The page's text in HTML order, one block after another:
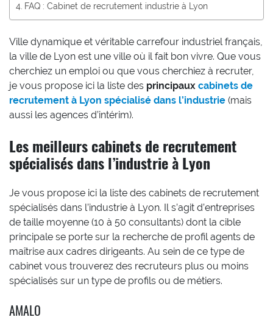
FAQ : Cabinet de recrutement industrie à Lyon
Ville dynamique et véritable carrefour industriel français,
la ville de Lyon est une ville où il fait bon vivre. Que vous
cherchiez un emploi ou que vous cherchiez à recruter,
je vous propose ici la liste des principaux cabinets de
recrutement à Lyon spécialisé dans l’industrie (mais
aussi les agences d’intérim).
Les meilleurs cabinets de recrutement
spécialisés dans l’industrie à Lyon
Je vous propose ici la liste des cabinets de recrutement
spécialisés dans l’industrie à Lyon. Il s’agit d’entreprises
de taille moyenne (10 à 50 consultants) dont la cible
principale se porte sur la recherche de profil agents de
maîtrise aux cadres dirigeants. Au sein de ce type de
cabinet vous trouverez des recruteurs plus ou moins
spécialisés sur un type de profils ou de métiers.
AMALO